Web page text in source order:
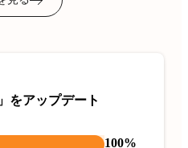
をアップデート
100%